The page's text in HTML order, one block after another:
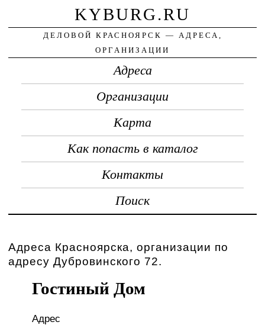
KYBURG.RU
ДЕЛОВОЙ КРАСНОЯРСК — АДРЕСА,
ОРГАНИЗАЦИИ
Адреса
Организации
Карта
Как попасть в каталог
Контакты
Поиск
Адреса Красноярска, организации по
адресу Дубровинского 72.
Гостиный Дом
Адрес